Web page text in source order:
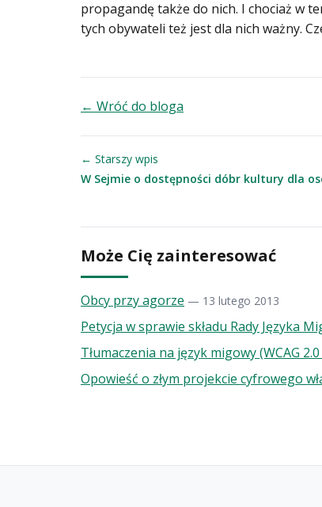
propagandę także do nich. I chociaż w
tych obywateli też jest dla nich ważny.
← Wróć do bloga
← Starszy wpis
W Sejmie o dostępności dóbr kultury dla
Może Cię zainteresować
Obcy przy agorze — 13 lutego 2013
Petycja w sprawie składu Rady Języka
Tłumaczenia na język migowy (WCAG
Opowieść o złym projekcie cyfrowego